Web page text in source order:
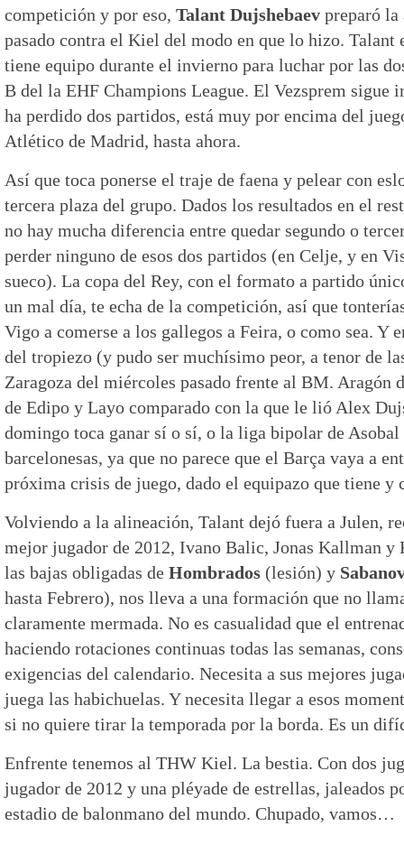
competición y por eso, Talant Dujshebaev preparó
pasado contra el Kiel del modo en que lo hizo. Talant
tiene equipo durante el invierno para luchar por las
B del la EHF Champions League. El Vezsprem sigue
ha perdido dos partidos, está muy por encima del
Atlético de Madrid, hasta ahora.
Así que toca ponerse el traje de faena y pelear con
tercera plaza del grupo. Dados los resultados en el
no hay mucha diferencia entre quedar segundo o
perder ninguno de esos dos partidos (en Celje, y en
sueco). La copa del Rey, con el formato a partido
un mal día, te echa de la competición, así que
Vigo a comerse a los gallegos a Feira, o como sea. Y
del tropiezo (y pudo ser muchísimo peor, a tenor de
Zaragoza del miércoles pasado frente al BM. Aragón
de Edipo y Layo comparado con la que le lió Alex
domingo toca ganar sí o sí, o la liga bipolar de Asobal
barcelonesas, ya que no parece que el Barça vaya a
próxima crisis de juego, dado el equipazo que tiene y
Volviendo a la alineación, Talant dejó fuera a Julen,
mejor jugador de 2012, Ivano Balic, Jonas Kallman
las bajas obligadas de Hombrados (lesión) y
hasta Febrero), nos lleva a una formación que no
claramente mermada. No es casualidad que el
haciendo rotaciones continuas todas las semanas,
exigencias del calendario. Necesita a sus mejores
juega las habichuelas. Y necesita llegar a esos
si no quiere tirar la temporada por la borda. Es un
Enfrente tenemos al THW Kiel. La bestia. Con dos
jugador de 2012 y una pléyade de estrellas, jaleados
estadio de balonmano del mundo. Chupado, vamos…